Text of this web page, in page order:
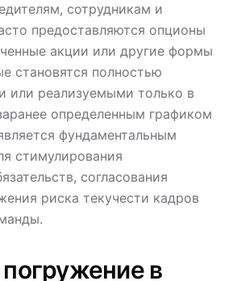
сотрудникам и
предоставляются опционы
акции или другие формы
становятся полностью
или реализуемыми только в
определенным графиком
фундаментальным
стимулирования
согласования
риска текучести кадров
в